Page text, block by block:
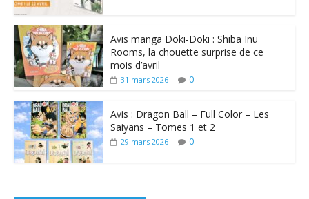
Avis manga Doki-Doki : Shiba Inu
Rooms, la chouette surprise de ce
mois d’avril
31 mars 2026 0
Avis : Dragon Ball – Full Color – Les
Saiyans – Tomes 1 et 2
29 mars 2026 0